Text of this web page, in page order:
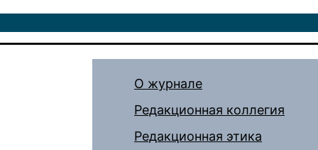
О журнале
Редакционная коллегия
Редакционная этика